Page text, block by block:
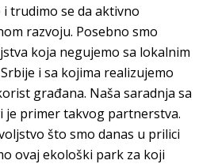
trudimo se da aktivno
razvoju. Posebno smo
koja negujemo sa lokalnim
i sa kojima realizujemo
građana. Naša saradnja sa
je primer takvog partnerstva.
što smo danas u prilici
ovaj ekološki park za koji